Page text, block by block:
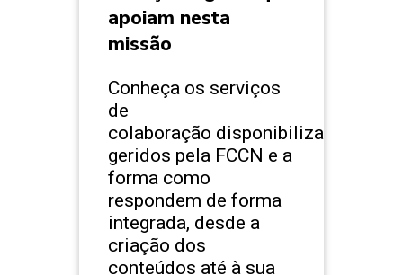
apoiam nesta
missão
Conheça os serviços
de
colaboração disponibilizados e
geridos pela FCCN e a
forma como
respondem de forma
integrada, desde a
criação dos
conteúdos até à sua